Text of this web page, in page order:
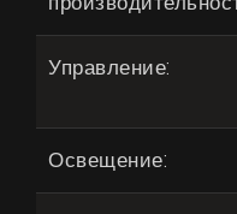
Управление:
Освещение: